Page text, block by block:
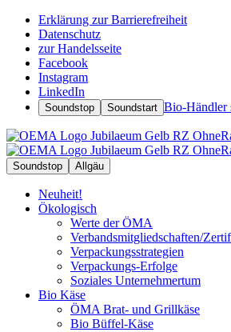
Erklärung zur Barrierefreiheit
Datenschutz
zur Handelsseite
Facebook
Instagram
LinkedIn
Soundstop Soundstart Bio-Händler
Soundstop Allgäu
Neuheit!
Ökologisch
Werte der ÖMA
Verbandsmitgliedschaften/
Verpackungsstrategien
Verpackungs-Erfolge
Soziales Unternehmertum
Bio Käse
ÖMA Brat- und Grillkäse
Bio Büffel-Käse